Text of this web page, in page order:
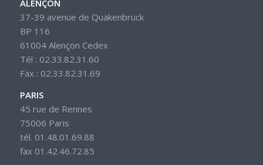
ALENÇON
37-39 avenue de Quakenbrück
BP 116
61004 Alençon Cedex
Tél : 02.33.82.31.60
Fax : 02.33.82.31.69
PARIS
45 rue de Rennes
75006 Paris
tél. 01.48.01.69.88
fax 01.42.46.72.85